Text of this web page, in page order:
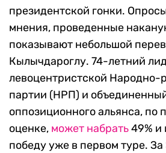
президентской гонки.
мнения, проведенные
показывают небольшой
Кылычдароглу. 74-летний
левоцентристской Народно-
партии (НРП) и
оппозиционного альянса, по
оценке, может набрать49% и
победу уже в первом туре.